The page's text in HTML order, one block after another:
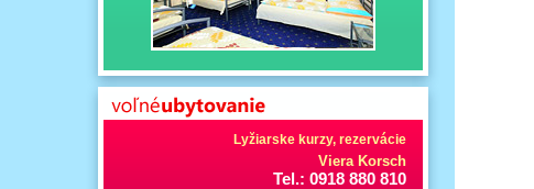
Lyžiarske kurzy, rezervácie
Viera Korsch
Tel.: 0918 880 810